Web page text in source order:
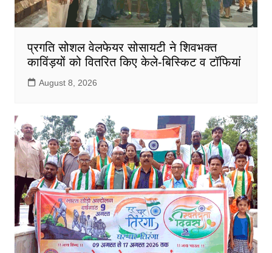
प्रगति सोशल वेलफेयर सोसायटी ने शिवभक्त
काविंड़यों को वितरित किए केले-बिस्किट व टॉफियां
August 8, 2026